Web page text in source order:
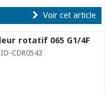
Voir cet article
rotatif 065 G1/4F
CDR0543